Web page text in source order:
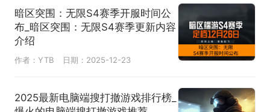
暗区突围：无限S4赛季开服时间公
布_暗区突围：无限S4赛季更新内容
介绍
作者：YTB 日期：2025-12-23
2025最新电脑端搜打撤游戏排行榜_